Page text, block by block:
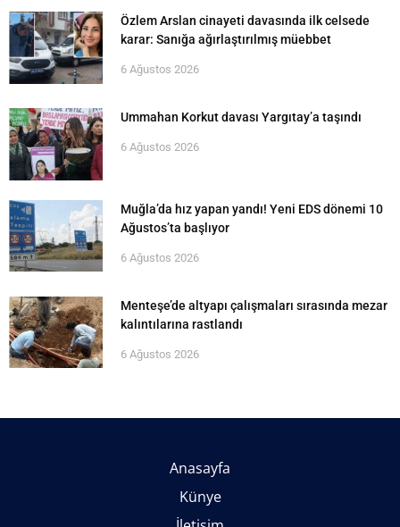
Özlem Arslan cinayeti davasında ilk celsede
karar: Sanığa ağırlaştırılmış müebbet
6 Ağustos 2026
Ummahan Korkut davası Yargıtay’a taşındı
6 Ağustos 2026
Muğla’da hız yapan yandı! Yeni EDS dönemi 10
Ağustos’ta başlıyor
6 Ağustos 2026
Menteşe’de altyapı çalışmaları sırasında mezar
kalıntılarına rastlandı
6 Ağustos 2026
Anasayfa
Künye